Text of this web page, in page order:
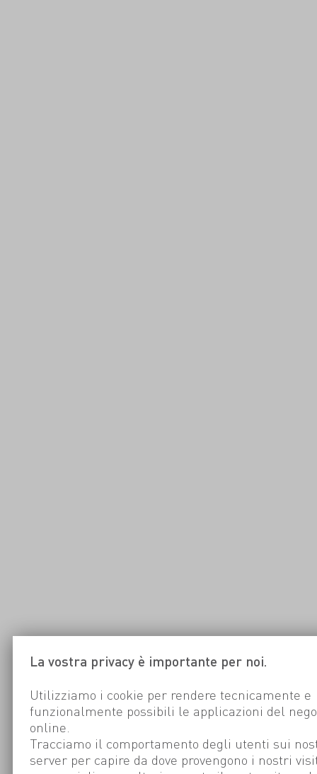
La vostra privacy è importante per noi.
Utilizziamo i cookie per rendere tecnicamente e
funzionalmente possibili le applicazioni del
online.
Tracciamo il comportamento degli utenti sui
server per capire da dove provengono i nostri